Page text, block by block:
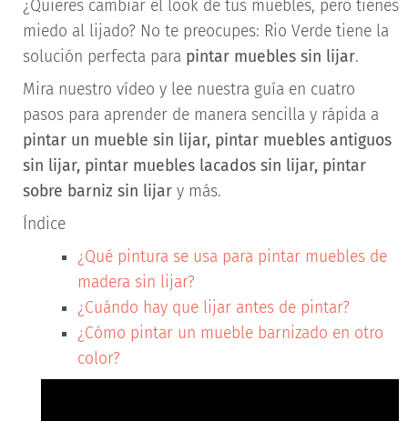
¿Quieres cambiar el look de tus muebles, pero tienes
miedo al lijado? No te preocupes: Rio Verde tiene la
solución perfecta para pintar muebles sin lijar.
Mira nuestro vídeo y lee nuestra guía en cuatro
pasos para aprender de manera sencilla y rápida a
pintar un mueble sin lijar, pintar muebles antiguos
sin lijar, pintar muebles lacados sin lijar, pintar
sobre barniz sin lijar y más.
Índice
¿Qué pintura se usa para pintar muebles de
madera sin lijar?
¿Cuándo hay que lijar antes de pintar?
¿Cómo pintar un mueble barnizado en otro
color?